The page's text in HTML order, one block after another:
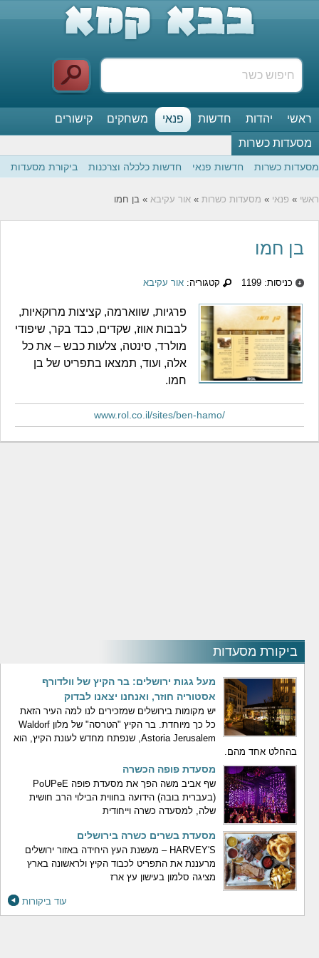
ראשי יהדות חדשות פנאי משחקים
קישורים
מסעדות כשרות
מסעדות כשרות חדשות פנאי חדשות כלכלה וצרכנות ביקורת מסעדות
ראשי » פנאי » מסעדות כשרות » אור עקיבא » בן חמו
ביקורת מסעדות
מעל גגות ירושלים: בר הקיץ של וולדורף
אסטוריה חוזר, ואנחנו יצאנו לבדוק
יש מקומות בירושלים שמזכירים לנו למה העיר הזאת
כל כך מיוחדת. בר הקיץ "הטרסה" של מלון Waldorf
Astoria Jerusalem, שנפתח מחדש לעונת הקיץ, הוא
בהחלט אחד מהם.
מסעדת פופה הכשרה
שף אביב משה הפך את מסעדת פופה PoUPeE
(בעברית בובה) הידועה בחווית הבילוי הרב חושית
שלה, למסעדה כשרה וייחודית
מסעדת בשרים כשרה בירושלים
HARVEY'S – מעשנת העץ היחידה באזור ירושלים
מרעננת את התפריט לכבוד הקיץ ולראשונה בארץ
מציגה סלמון בעישון עץ ארז
עוד ביקורות
בן חמו
כניסות: 1199 קטגוריה: אור עקיבא
פרגיות, שווארמה, קציצות מרוקאיות,
לבבות אווז, שקדים, כבד בקר, שיפודי
מולרד, סינטה, צלעות כבש – את כל
אלה, ועוד, תמצאו בתפריט של בן
חמו.
www.rol.co.il/sites/ben-hamo/